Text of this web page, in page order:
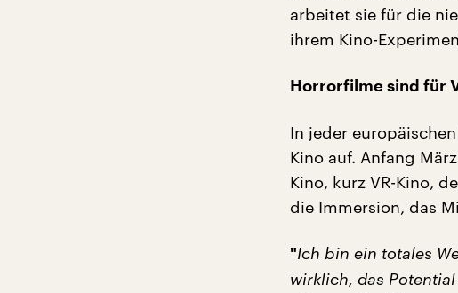
arbeitet sie für die
ihrem Kino-
Horrorfilme sind für
In jeder
Kino auf. Anfang
Kino, kurz VR-Kino,
die Immersion, das
"Ich bin ein totales
wirklich, das